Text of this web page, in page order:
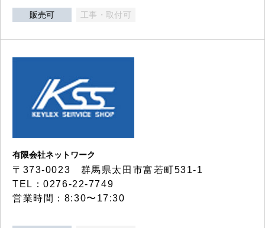
販売可 工事・取付可
有限会社ネットワーク
〒373-0023 群馬県太田市富若町531-1
TEL：0276-22-7749
営業時間：8:30〜17:30